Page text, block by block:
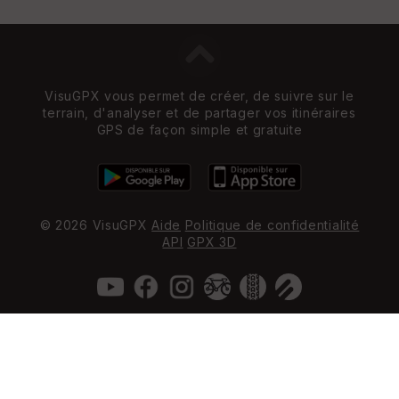
VisuGPX vous permet de créer, de suivre sur le
terrain, d'analyser et de partager vos itinéraires
GPS de façon simple et gratuite
© 2026 VisuGPX Aide Politique de confidentialité
API GPX 3D